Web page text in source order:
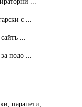
с ...
...
подо ...
парапети, ...